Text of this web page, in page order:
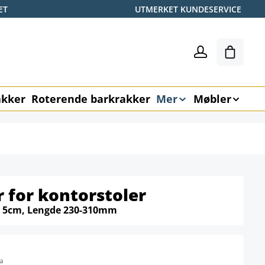
UTMERKET KUNDESERVICE
Roterende barkrakker Mer Møbler
for kontorstoler
Lengde 230-310mm